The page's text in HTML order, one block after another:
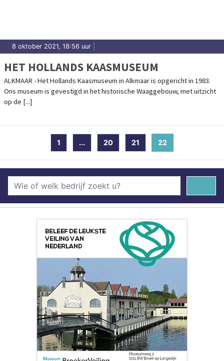
8 oktober 2021, 18:56 uur
HET HOLLANDS KAASMUSEUM
ALKMAAR - Het Hollands Kaasmuseum in Alkmaar is opgericht in 1983.
Ons museum is gevestigd in het historische Waaggebouw, met uitzicht
op de [...]
1 ... 20 21 22